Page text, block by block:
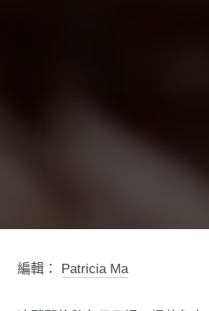
編輯： Patricia Ma